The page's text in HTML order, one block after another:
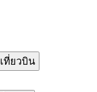
เที่ยวบิน